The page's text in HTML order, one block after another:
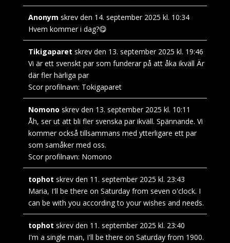
Anonym skrev den 14. september 2025 kl. 10:34
Hvem kommer i dag?😋
Tikigaparet skrev den 13. september 2025 kl. 19:46
Vi är ett svenskt par som funderar på att åka ikväll Är
där fler härliga par
Scor profilnavn: Tokigaparet
Nomono skrev den 13. september 2025 kl. 10:11
Åh, ser ut att bli fler svenska par ikväll. Spännande. Vi
kommer också tillsammans med ytterligare ett par
som samåker med oss.
Scor profilnavn: Nomono
tophot skrev den 11. september 2025 kl. 23:43
Maria, I'll be there on Saturday from seven o'clock. I
can be with you according to your wishes and needs.
tophot skrev den 11. september 2025 kl. 23:40
I'm a single man, I'll be there on Saturday from 1900.